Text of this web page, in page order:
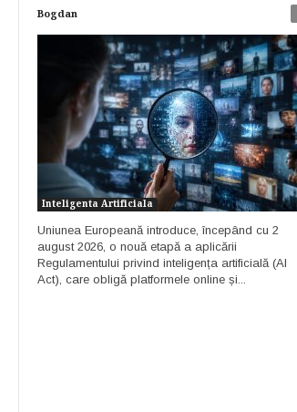
Bogdan
Inteligenta Artificiala
Uniunea Europeană introduce, începând cu 2
august 2026, o nouă etapă a aplicării
Regulamentului privind inteligența artificială (AI
Act), care obligă platformele online și...